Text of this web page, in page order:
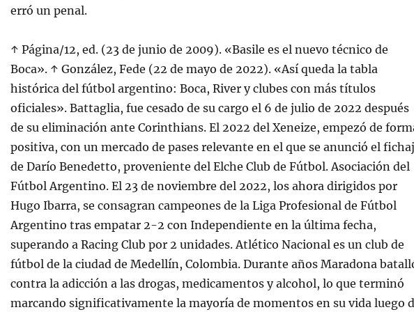
erró un penal.
↑ Página/12, ed. (23 de junio de 2009). «Basile es el nuevo técnico de
Boca». ↑ González, Fede (22 de mayo de 2022). «Así queda la tabla
histórica del fútbol argentino: Boca, River y clubes con más títulos
oficiales». Battaglia, fue cesado de su cargo el 6 de julio de 2022 después
de su eliminación ante Corinthians. El 2022 del Xeneize, empezó de
positiva, con un mercado de pases relevante en el que se anunció el
de Darío Benedetto, proveniente del Elche Club de Fútbol. Asociación del
Fútbol Argentino. El 23 de noviembre del 2022, los ahora dirigidos por
Hugo Ibarra, se consagran campeones de la Liga Profesional de Fútbol
Argentino tras empatar 2-2 con Independiente en la última fecha,
superando a Racing Club por 2 unidades. Atlético Nacional es un club de
fútbol de la ciudad de Medellín, Colombia. Durante años Maradona
contra la adicción a las drogas, medicamentos y alcohol, lo que terminó
marcando significativamente la mayoría de momentos en su vida luego